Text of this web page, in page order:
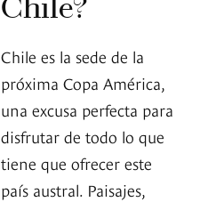
Chile es la sede de la
próxima Copa América,
una excusa perfecta para
disfrutar de todo lo que
tiene que ofrecer este
país austral. Paisajes,